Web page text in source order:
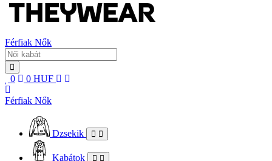
Férfiak Nők
0 0 HUF
Férfiak Nők
Dzsekik
Kabátok